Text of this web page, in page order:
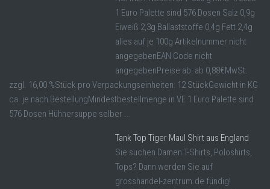
1 Euro Palette sind 576 Dosen Salz 0,9g
Eiweiß 2,3g Ballaststoffe 0,4g Fett 2,4g
alles auf je 100g Artikelnummer nicht
angegebenEAN Code nicht
angegebenPreise ab: ab 0,88€MwSt.
zzgl. 16,00 %Stück pro Verpackungseinheiten: 12 StückGewicht in KG
ca. je nach BestellungMindestbestellmenge in VE 1 Euro Palette sind
576 Dosen Hühnersuppe selber ...
Tank Top Tiger Maul Shirt aus England
Sie suchen Damen T-Shirts, Poloshirts,
Tops? Dann werden Sie auf
grosshandel-zentrum.de fündig!